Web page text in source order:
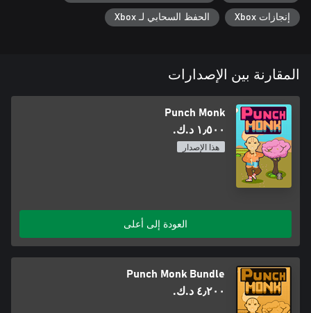
إنجازات Xbox الحفظ السحابي لـ Xbox
المقارنة بين الإصدارات
Punch Monk
١٫٥٠٠ د.ك.‏
هذا الإصدار
العودة إلى أعلى
Punch Monk Bundle
٤٫٢٠٠ د.ك.‏